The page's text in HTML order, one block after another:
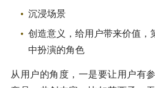
沉浸场景
创造意义，给用户带来价值，
中扮演的角色
从用户的角度，一是要让用户有